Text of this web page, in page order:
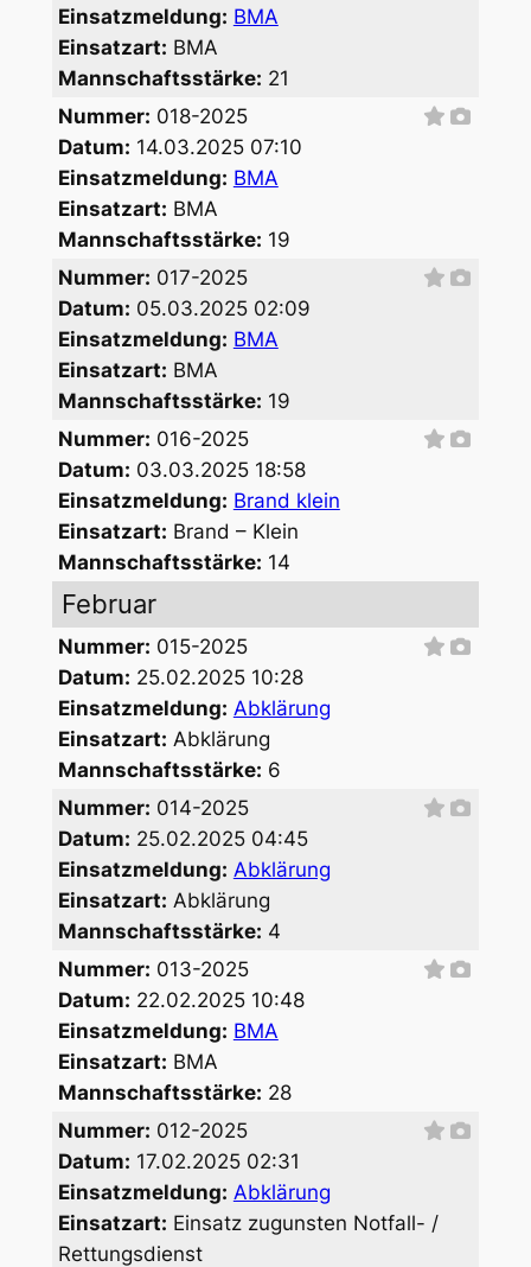
Einsatzmeldung: BMA
Einsatzart: BMA
Mannschaftsstärke: 21
Nummer: 018-2025
Datum: 14.03.2025 07:10
Einsatzmeldung: BMA
Einsatzart: BMA
Mannschaftsstärke: 19
Nummer: 017-2025
Datum: 05.03.2025 02:09
Einsatzmeldung: BMA
Einsatzart: BMA
Mannschaftsstärke: 19
Nummer: 016-2025
Datum: 03.03.2025 18:58
Einsatzmeldung: Brand klein
Einsatzart: Brand – Klein
Mannschaftsstärke: 14
Februar
Nummer: 015-2025
Datum: 25.02.2025 10:28
Einsatzmeldung: Abklärung
Einsatzart: Abklärung
Mannschaftsstärke: 6
Nummer: 014-2025
Datum: 25.02.2025 04:45
Einsatzmeldung: Abklärung
Einsatzart: Abklärung
Mannschaftsstärke: 4
Nummer: 013-2025
Datum: 22.02.2025 10:48
Einsatzmeldung: BMA
Einsatzart: BMA
Mannschaftsstärke: 28
Nummer: 012-2025
Datum: 17.02.2025 02:31
Einsatzmeldung: Abklärung
Einsatzart: Einsatz zugunsten Notfall- /
Rettungsdienst